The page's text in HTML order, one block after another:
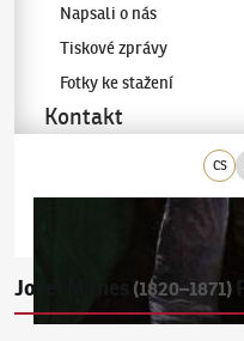
CS
Napsali o nás
Tiskové zprávy
Fotky ke stažení
Kontakt
Josef Mánes (1820–1871)